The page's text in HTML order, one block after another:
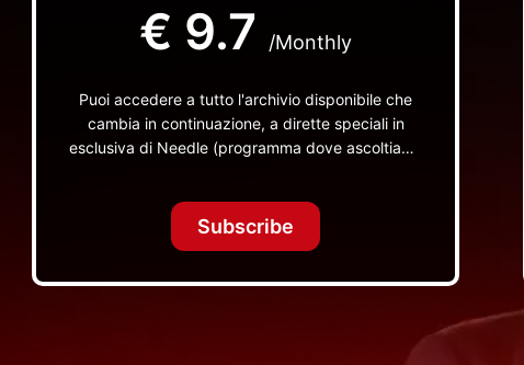
€ 9.7 /Monthly
Puoi accedere a tutto l'archivio disponibile che
cambia in continuazione, a dirette speciali in
esclusiva di Needle (programma dove ascoltiamo
TV non visibili da nessuna altra parte
Subscribe